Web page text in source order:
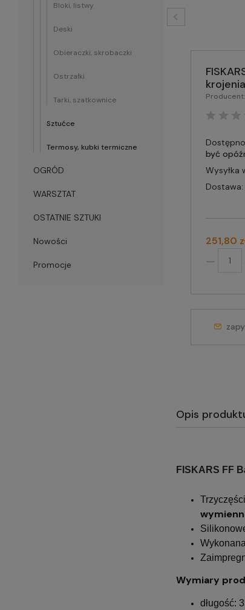
Bloki, listwy
Deski
Obieraczki, skrobaczki
Ostrzałki
Tarki, szatkownice
Sztućce
Termosy, kubki termiczne
OGRÓD
WARSZTAT
OSTATNIE SZTUKI
Nowości
Promocje
Producent:
być
Wysyłka
Dostawa:
251,80
Opis
FISKARS FF
Wymiary
długość: